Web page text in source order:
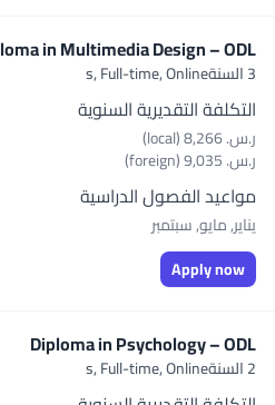
in Multimedia Design – ODL
3 السنةs, Full-time, Online
التكلفة التقديرية السنوية
ر.س.‏ 8,266 (local)
ر.س.‏ 9,035 (foreign)
مواعيد الفصول الدراسية
يناير, مايو, سبتمبر
Apply now
Diploma in Psychology – ODL
2 السنةs, Full-time, Online